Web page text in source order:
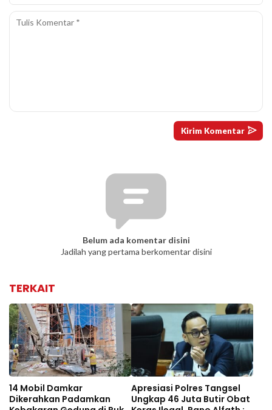
Belum ada komentar disini
Jadilah yang pertama berkomentar disini
TERKAIT
14 Mobil Damkar
Dikerahkan Padamkan
Apresiasi Polres Tangsel
Ungkap 46 Juta Butir Obat